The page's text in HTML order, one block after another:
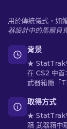
用於傳統儀式，如
器設計中的馬爾貝
背景
★
在 CS2 中首
武器箱隨「
取得方式
★
箱 武器箱中